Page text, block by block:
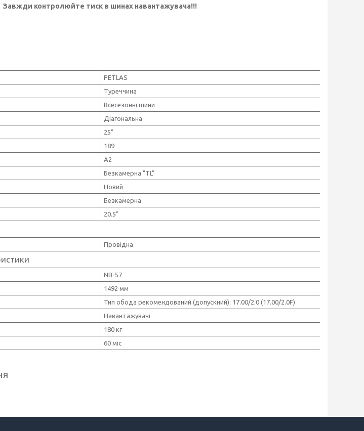
Завжди контролюйте тиск в шинах навантажувача!!!
PETLAS
Туреччина
Всесезонні шини
Діагональна
25"
189
A2
Безкамерна "TL"
Новий
Безкамерна
20.5"
Провідна
NB-57
1492 мм
Тип обода рекомендований (допускний): 17.00/2.0 (17.00/2.0F)
Навантажувачі
180 кг
60 міс